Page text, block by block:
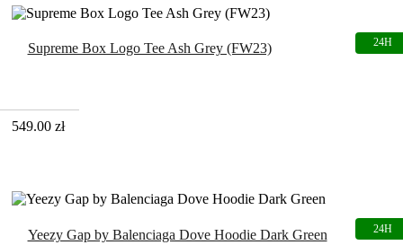
Supreme Box Logo Tee Ash Grey (FW23)
549.00 zł
Yeezy Gap by Balenciaga Dove Hoodie Dark Green